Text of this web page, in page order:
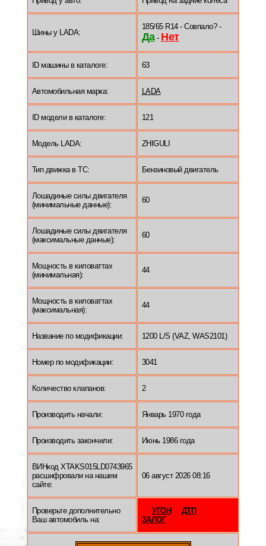
Шины у LADA:
185/65 R14 - Совпало? -
Да- Нет
ID машины в каталоге: 63
Автомобильная марка: LADA
ID модели в каталоге: 121
Модель LADA: ZHIGULI
Тип движка в ТС: Бензиновый двигатель
Лошадиные силы двигателя
(минимальные данные):
60
Лошадиные силы двигателя
(максимальные данные):
60
Мощность в киловаттах
(минимальная):
44
Мощность в киловаттах
(максимальная):
44
Название по модификации: 1200 L/S (VAZ, WAS2101)
Номер по модификации: 3041
Количество клапанов: 2
Производить начали: Январь 1970 года
Производить закончили: Июнь 1986 года
ВИНкод XTAKS015LD0743965
расшифровали на нашем
сайте:
06 август 2026 08:16
Проверьте дополнительно
Ваш автомобиль на:
УГОН
ДТП
ЗАЛОГ